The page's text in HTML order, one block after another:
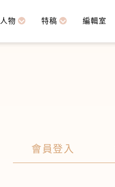
人物 特稿 編輯室
會員登入